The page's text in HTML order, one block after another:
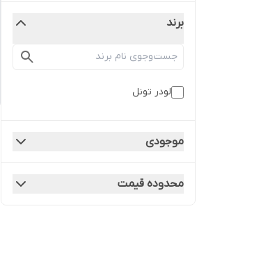
برند
لودر تونل
موجودی
محدوده قیمت